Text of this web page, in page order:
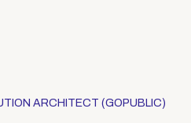
ARCHITECT (GOPUBLIC)